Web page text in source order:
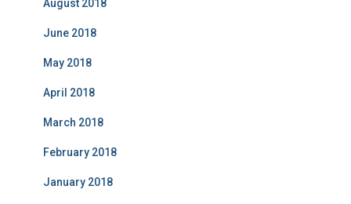
August 2018
June 2018
May 2018
April 2018
March 2018
February 2018
January 2018